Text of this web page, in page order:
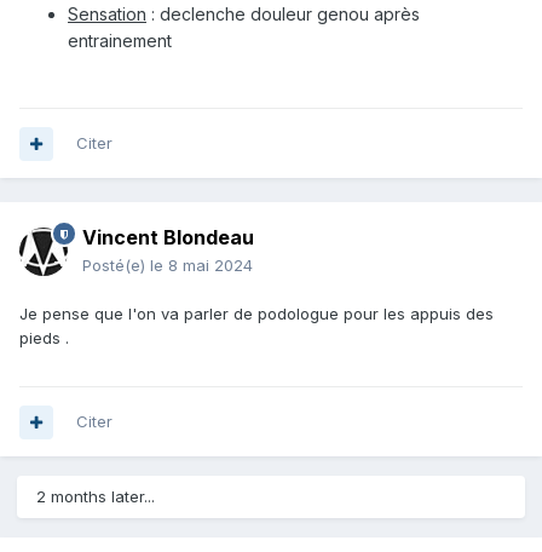
Sensation : declenche douleur genou après
entrainement
Citer
Vincent Blondeau
Posté(e) le 8 mai 2024
Je pense que l'on va parler de podologue pour les appuis des
pieds .
Citer
2 months later...